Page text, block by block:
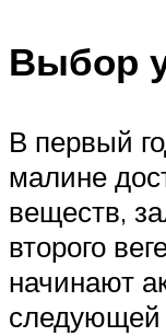
Выбор
В первый
малине
веществ,
второго
начинают
следующей